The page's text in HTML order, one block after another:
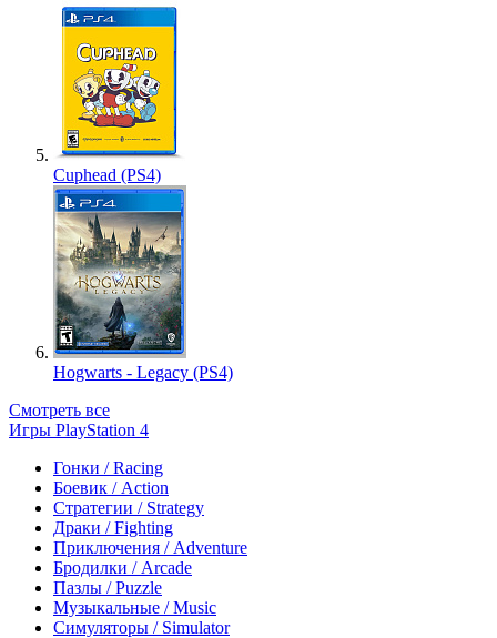
Cuphead (PS4)
Hogwarts - Legacy (PS4)
Смотреть все
Игры PlayStation 4
Гонки / Racing
Боевик / Action
Стратегии / Strategy
Драки / Fighting
Приключения / Adventure
Бродилки / Arcade
Пазлы / Puzzle
Музыкальные / Music
Симуляторы / Simulator